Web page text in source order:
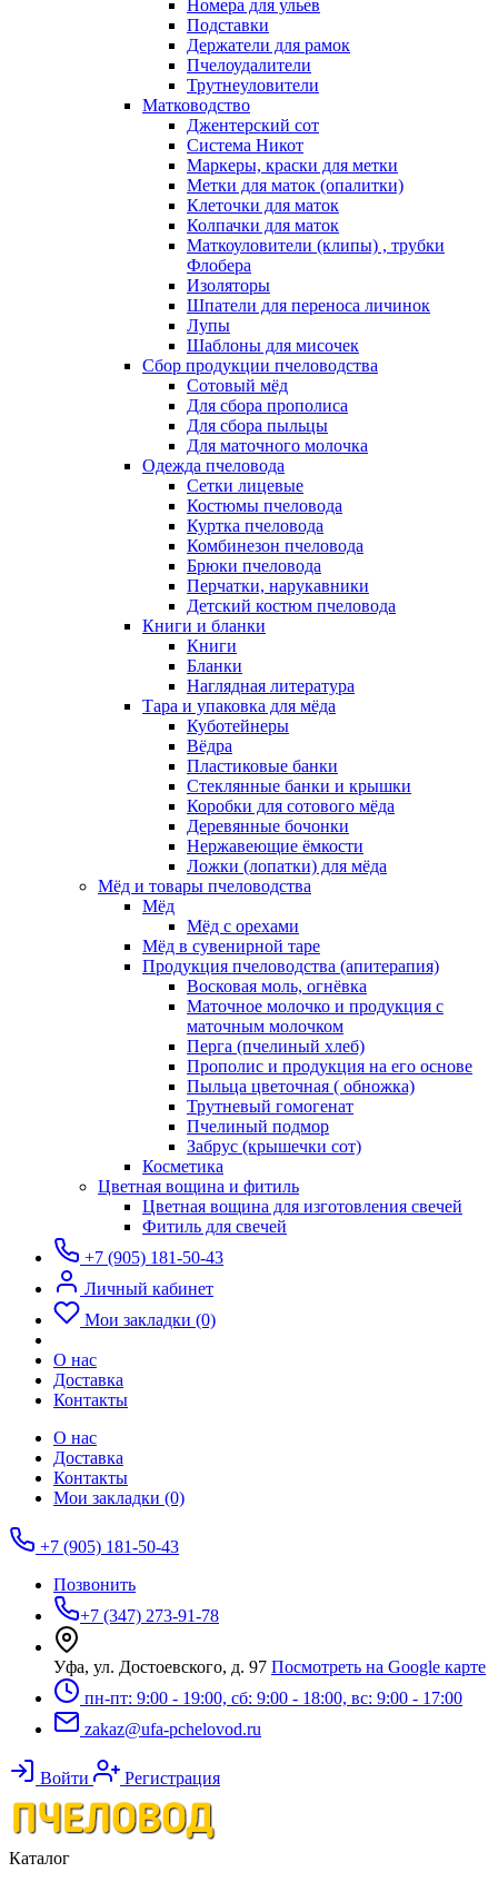
Номера для ульев
Подставки
Держатели для рамок
Пчелоудалители
Трутнеуловители
Матководство
Джентерский сот
Система Никот
Маркеры, краски для метки
Метки для маток (опалитки)
Клеточки для маток
Колпачки для маток
Маткоуловители (клипы) , трубки
Флобера
Изоляторы
Шпатели для переноса личинок
Лупы
Шаблоны для мисочек
Сбор продукции пчеловодства
Сотовый мёд
Для сбора прополиса
Для сбора пыльцы
Для маточного молочка
Одежда пчеловода
Сетки лицевые
Костюмы пчеловода
Куртка пчеловода
Комбинезон пчеловода
Брюки пчеловода
Перчатки, нарукавники
Детский костюм пчеловода
Книги и бланки
Книги
Бланки
Наглядная литература
Тара и упаковка для мёда
Куботейнеры
Вёдра
Пластиковые банки
Стеклянные банки и крышки
Коробки для сотового мёда
Деревянные бочонки
Нержавеющие ёмкости
Ложки (лопатки) для мёда
Мёд и товары пчеловодства
Мёд
Мёд с орехами
Мёд в сувенирной таре
Продукция пчеловодства (апитерапия)
Восковая моль, огнёвка
Маточное молочко и продукция с
маточным молочком
Перга (пчелиный хлеб)
Прополис и продукция на его основе
Пыльца цветочная ( обножка)
Трутневый гомогенат
Пчелиный подмор
Забрус (крышечки сот)
Косметика
Цветная вощина и фитиль
Цветная вощина для изготовления свечей
Фитиль для свечей
+7 (905) 181-50-43
Личный кабинет
Мои закладки (0)
О нас
Доставка
Контакты
О нас
Доставка
Контакты
Мои закладки (0)
+7 (905) 181-50-43
Позвонить
+7 (347) 273-91-78
Уфа, ул. Достоевского, д. 97 Посмотреть на Google карте
пн-пт: 9:00 - 19:00, сб: 9:00 - 18:00, вс: 9:00 - 17:00
zakaz@ufa-pchelovod.ru
Войти Регистрация
Каталог